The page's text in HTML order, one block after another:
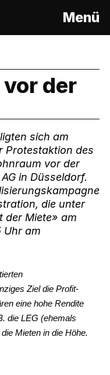
Menü
der
sich am
Protestaktion des
vor der
in Düsseldorf.
die unter
der Miete» am
Uhr am
Ziel die Profit­
eine hohe Rendite
die LEG (ehemals
Mieten in die Höhe.